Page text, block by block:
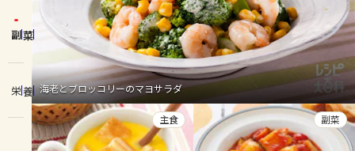
コンテンツ
レシピ
トーク
ピーマン
みょうが ゴーヤ
副菜
栄養 海老とブロッコリーのマヨサラダ
主食 副菜